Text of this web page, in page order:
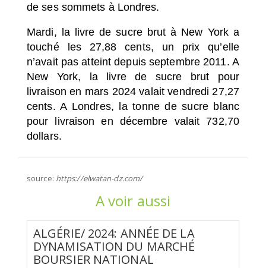
de ses sommets à Londres.
Mardi, la livre de sucre brut à New York a
touché les 27,88 cents, un prix qu’elle
n’avait pas atteint depuis septembre 2011. A
New York, la livre de sucre brut pour
livraison en mars 2024 valait vendredi 27,27
cents. A Londres, la tonne de sucre blanc
pour livraison en décembre valait 732,70
dollars.
source: https://elwatan-dz.com/
A voir aussi
ALGÉRIE/ 2024: ANNÉE DE LA
DYNAMISATION DU MARCHÉ
BOURSIER NATIONAL